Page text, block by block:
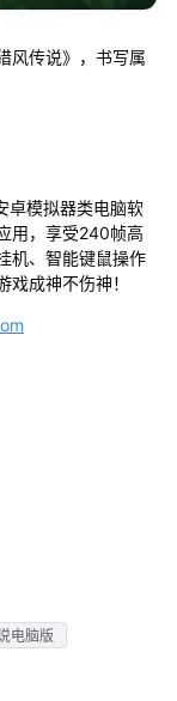
风传说》，书写属
卓模拟器类电脑软
用，享受240帧高
机、智能键鼠操作
成神不伤神！
电脑版